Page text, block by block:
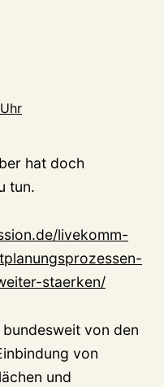
hat doch
tun.
livekomm-
staerken/
von den
von
und